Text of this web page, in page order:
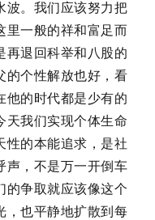
波。我们应该努力把
里一般的祥和富足而
再退回科举和八股的
的个性解放也好，看
他的时代都是少有的
天我们实现个体生命
性的本能追求，是社
声，不是万一开倒车
的争取就应该像这个
，也平静地扩散到每